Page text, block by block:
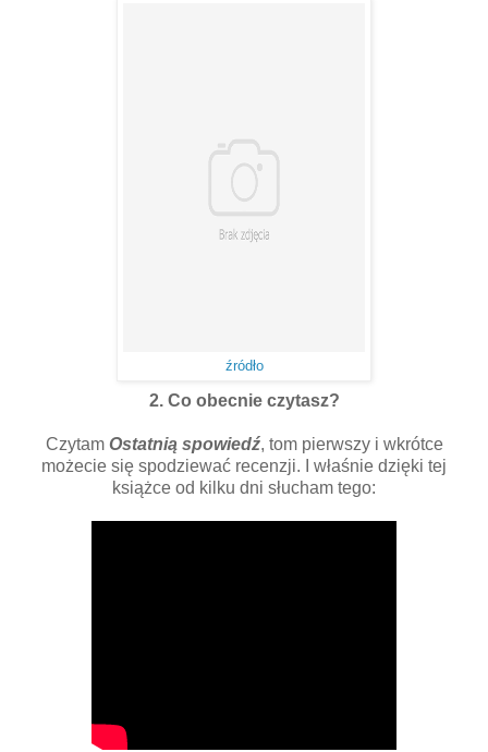
źródło
2. Co obecnie czytasz?
Czytam Ostatnią spowiedź, tom pierwszy i wkrótce
możecie się spodziewać recenzji. I właśnie dzięki tej
książce od kilku dni słucham tego: